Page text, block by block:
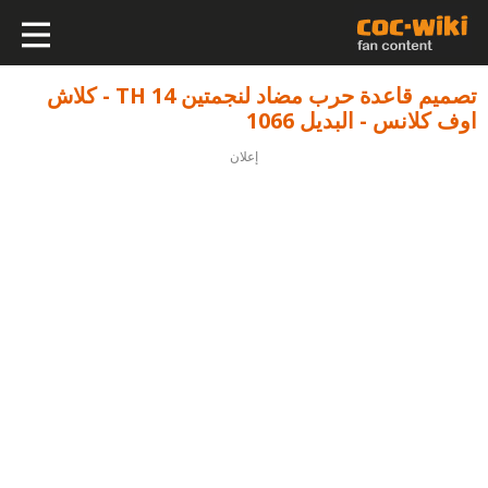
تصميم قاعدة حرب مضاد لنجمتين TH 14 - كلاش
اوف كلانس - البديل 1066
إعلان